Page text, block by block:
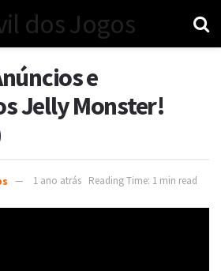
e
Jelly Monster!
1 ano atrás Reading Time: 1 min read